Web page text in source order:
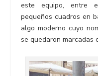
este equipo, entre
pequeños cuadros en
algo moderno cuyo
se quedaron marcadas